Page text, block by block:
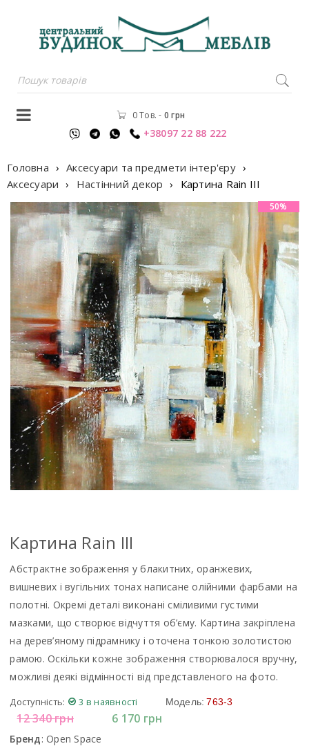
0 Тов. - 0грн
+38097 22 88 222
Головна › Аксесуари та предмети інтер'єру ›
Аксесуари › Настінний декор › Картина Rain III
50%
Картина Rain III
Абстрактне зображення у блакитних, оранжевих,
вишневих і вугільних тонах написане олійними фарбами на
полотні. Окремі деталі виконані сміливими густими
мазками, що створює відчуття об’єму. Картина закріплена
на дерев’яному підрамнику і оточена тонкою золотистою
рамою. Оскільки кожне зображення створювалося вручну,
можливі деякі відмінності від представленого на фото.
Доступність: 3 в наявності Модель: 763-3
12 340грн 6 170 грн
Бренд:Open Space